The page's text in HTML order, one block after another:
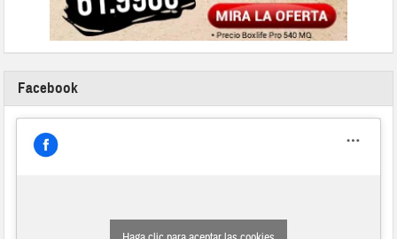
Facebook